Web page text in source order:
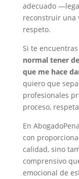
adecuado
reconstruir una
respeto.
Si te
normal tener
que me hace
quiero que
profesionales
proceso,
En
con
calidad, sino
comprensivo
emocional de